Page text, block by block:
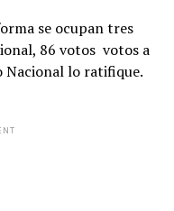
se ocupan tres
86 votos votos a
Nacional lo ratifique.